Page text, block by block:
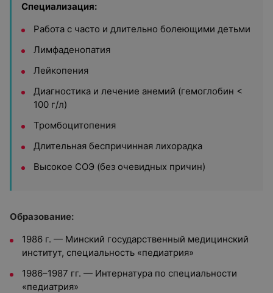
Специализация:
Работа с часто и длительно болеющими детьми
Лимфаденопатия
Лейкопения
Диагностика и лечение анемий (гемоглобин <
100 г/л)
Тромбоцитопения
Длительная беспричинная лихорадка
Высокое СОЭ (без очевидных причин)
Образование:
1986 г. — Минский государственный медицинский
институт, специальность «педиатрия»
1986–1987 гг. — Интернатура по специальности
«педиатрия»